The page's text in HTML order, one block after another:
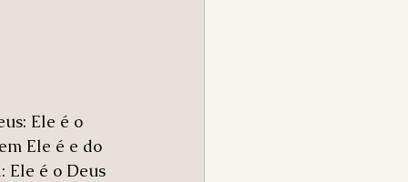
Ele é o
Ele é e do
Ele é o Deus